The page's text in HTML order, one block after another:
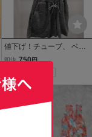
値下げ！チューブ、 ベア
トップ オールインワン シ
即決 750円
送料無料